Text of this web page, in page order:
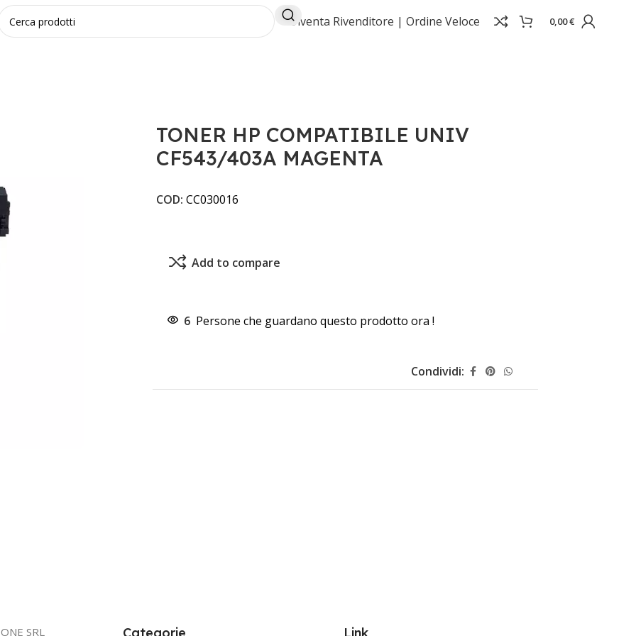
Diventa Rivenditore | Ordine Veloce 0,00€
TONER HP COMPATIBILE UNIV CF543/403A MAGENTA
TONER HP COMPATIBILE UNIV
CF543/403A MAGENTA
COD: CC030016
Add to compare
6 Persone che guardano questo prodotto ora !
Condividi:
SRL Categorie Link